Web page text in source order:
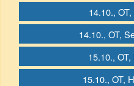
14.10.,
14.10., OT,
15.10.,
15.10., OT,